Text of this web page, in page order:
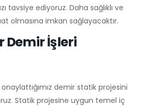
tavsiye ediyoruz. Daha sağlıklı ve
olmasına imkan sağlayacaktır.
Demir İşleri
demir statik projesini
Statik projesine uygun temel iç